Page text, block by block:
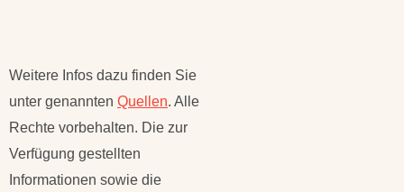
Weitere Infos dazu finden Sie
unter genannten Quellen. Alle
Rechte vorbehalten. Die zur
Verfügung gestellten
Informationen sowie die